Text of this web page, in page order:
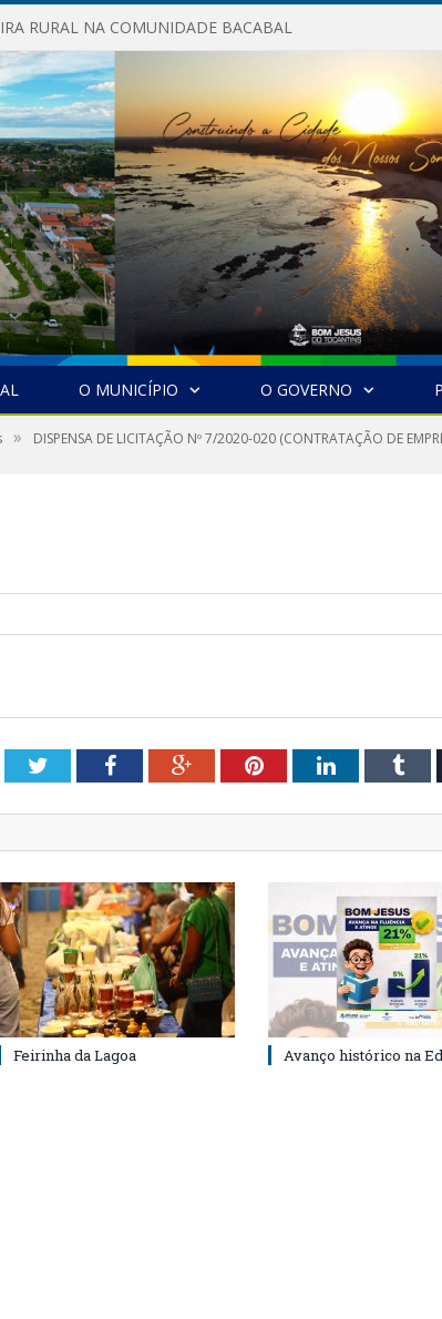
RURAL NA COMUNIDADE BACABAL
O MUNICÍPIO O GOVERNO
» DISPENSA DE LICITAÇÃO Nº 7/2020-020 (CONTRATAÇÃO DE
TwitterFacebookGoogle+PinterestLinkedIn
Feirinha da Lagoa Avanço histórico na